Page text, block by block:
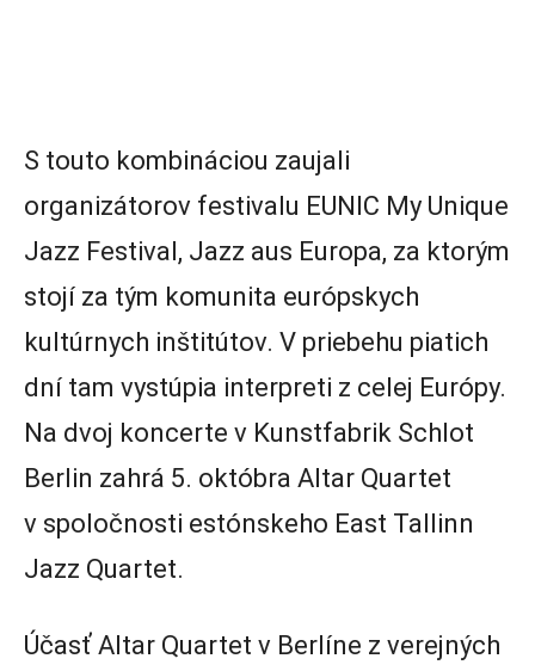
S touto kombináciou zaujali
organizátorov festivalu EUNIC My Unique
Jazz Festival, Jazz aus Europa, za ktorým
stojí za tým komunita európskych
kultúrnych inštitútov. V priebehu piatich
dní tam vystúpia interpreti z celej Európy.
Na dvoj koncerte v Kunstfabrik Schlot
Berlin zahrá 5. októbra Altar Quartet
v spoločnosti estónskeho East Tallinn
Jazz Quartet.
Účasť Altar Quartet v Berlíne z verejných